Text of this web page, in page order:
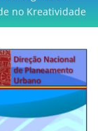
no Kreatividade